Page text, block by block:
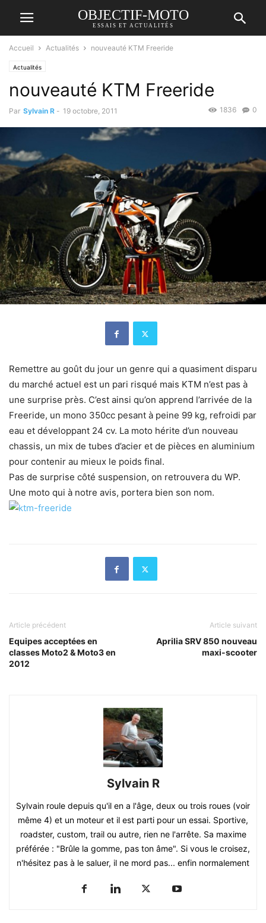
OBJECTIF-MOTO
ESSAIS ET ACTUALITÉS
Accueil Actualités nouveauté KTM Freeride
Actualités
nouveauté KTM Freeride
Par Sylvain R - 19 octobre, 2011 0
1836
Remettre au goût du jour un genre qui a quasiment disparu
du marché actuel est un pari risqué mais KTM n’est pas à
une surprise près. C’est ainsi qu’on apprend l’arrivée de la
Freeride, un mono 350cc pesant à peine 99 kg, refroidi par
eau et développant 24 cv. La moto hérite d’un nouveau
chassis, un mix de tubes d’acier et de pièces en aluminium
pour contenir au mieux le poids final.
Pas de surprise côté suspension, on retrouvera du WP.
Une moto qui à notre avis, portera bien son nom.
Article précédent
Equipes acceptées en
classes Moto2 & Moto3 en
2012
Article suivant
Aprilia SRV 850 nouveau
maxi-scooter
Sylvain R
Sylvain roule depuis qu'il en a l'âge, deux ou trois roues (voir
même 4) et un moteur et il est parti pour un essai. Sportive,
roadster, custom, trail ou autre, rien ne l'arrête. Sa maxime
préférée : "Brûle la gomme, pas ton âme". Si vous le croisez,
n'hésitez pas à le saluer, il ne mord pas... enfin normalement